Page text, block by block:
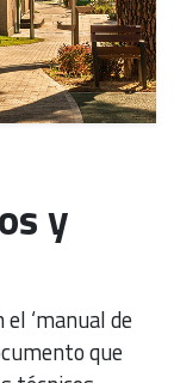
y
‘manual de
que